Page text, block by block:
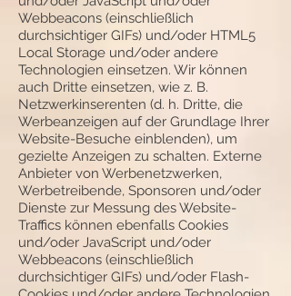
Webbeacons (einschließlich
durchsichtiger GIFs) und/oder HTML5
Local Storage und/oder andere
Technologien einsetzen. Wir können
auch Dritte einsetzen, wie z. B.
Netzwerkinserenten (d. h. Dritte, die
Werbeanzeigen auf der Grundlage Ihrer
Website-Besuche einblenden), um
gezielte Anzeigen zu schalten. Externe
Anbieter von Werbenetzwerken,
Werbetreibende, Sponsoren und/oder
Dienste zur Messung des Website-
Traffics können ebenfalls Cookies
und/oder JavaScript und/oder
Webbeacons (einschließlich
durchsichtiger GIFs) und/oder Flash-